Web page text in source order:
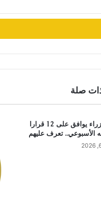
صلة
مجلس الوزراء يوافق على 12 قرارا
الأسبوعي.. تعرف عليهم